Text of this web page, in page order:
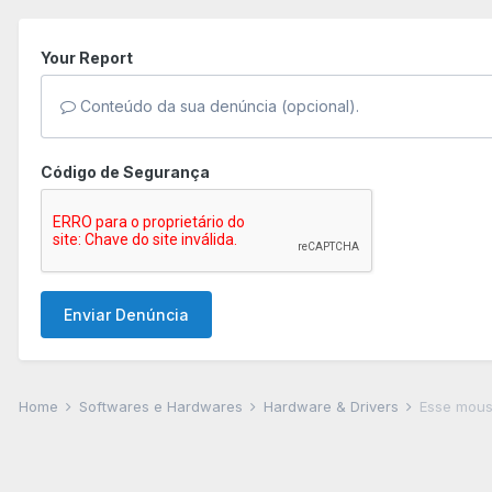
Your Report
Conteúdo da sua denúncia (opcional).
Código de Segurança
Enviar Denúncia
Home Softwares e Hardwares Hardware & Drivers Esse